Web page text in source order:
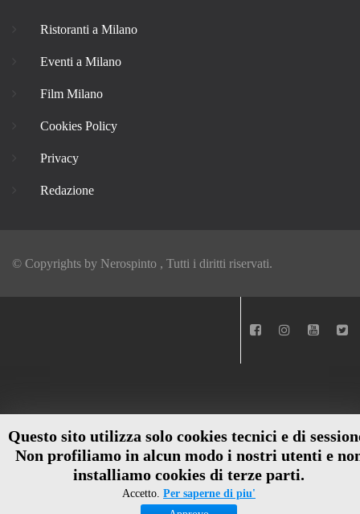
Questo sito utilizza solo cookies tecnici e di
Non profiliamo in alcun modo i nostri utenti e
installiamo cookies di terze parti.
Accetto. Per saperne di piu'
Ristoranti a Milano
Eventi a Milano
Film Milano
Cookies Policy
Privacy
Redazione
© Copyrights by Nerospinto , Tutti i diritti riservati.